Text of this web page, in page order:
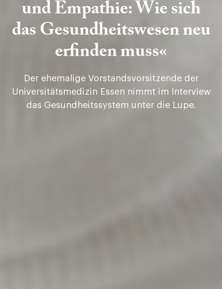
und Empathie: Wie sich
das Gesundheitswesen neu
erfinden muss«
Der ehemalige Vorstandsvorsitzende der
Universitäts­medizin Essen nimmt im Interview
das Gesundheitssystem unter die Lupe.